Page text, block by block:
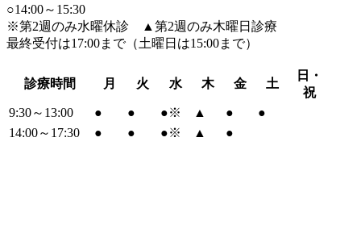
○14:00～15:30
※第2週のみ水曜休診 ▲ 第2週のみ木曜日診療
最終受付は17:00まで（土曜日は15:00まで）
診療時間 月 火 水 木 金 土
日・
祝
9:30～13:00
● ● ●※ ▲ ●
●
14:00～17:30
● ● ●※ ▲ ●